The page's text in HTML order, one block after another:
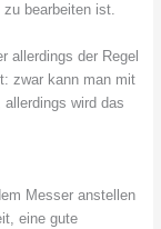
bearbeiten ist.
allerdings der Regel
zwar kann man mit
allerdings wird das
Messer anstellen
eine gute